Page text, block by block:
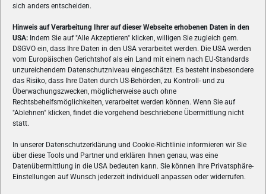
sich anders entscheiden.
Hinweis auf Verarbeitung Ihrer auf dieser Webseite erhobenen Daten in den
USA: Indem Sie auf "Alle Akzeptieren" klicken, willigen Sie zugleich gem.
DSGVO ein, dass Ihre Daten in den USA verarbeitet werden. Die USA werden
vom Europäischen Gerichtshof als ein Land mit einem nach EU-Standards
unzureichendem Datenschutzniveau eingeschätzt. Es besteht insbesondere
das Risiko, dass Ihre Daten durch US-Behörden, zu Kontroll- und zu
Überwachungszwecken, möglicherweise auch ohne
Rechtsbehelfsmöglichkeiten, verarbeitet werden können. Wenn Sie auf
"Ablehnen" klicken, findet die vorgehend beschriebene Übermittlung nicht
statt.
In unserer Datenschutzerklärung und Cookie-Richtlinie informieren wir Sie
über diese Tools und Partner und erklären Ihnen genau, was eine
Datenübermittlung in die USA bedeuten kann. Sie können Ihre Privatsphäre-
Einstellungen auf Wunsch jederzeit individuell anpassen oder widerrufen.
ÜBER UNS
VON GAMERN, FÜR GAMER! Gamers.at ist das älteste Online-
Spielemagazin Österreichs und bringt täglich aktuelle News,
Reviews und Videos zu PC- und Konsolenspielen, Gaming-
Hardware und aus der Welt des e-Sport's.
FOLGE UNS